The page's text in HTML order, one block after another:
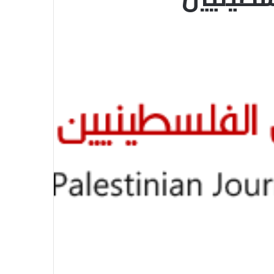
الاتحاد العام للصحفيين العرب يدين
بكل قوة جريمة إغتيال الاحتلال
الصهيوني للصحفيين الفسطينيين فى